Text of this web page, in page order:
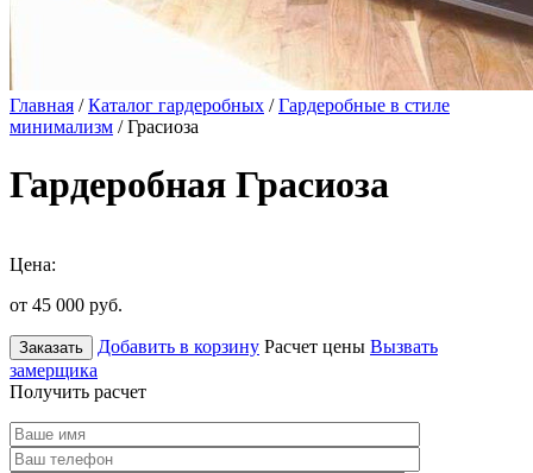
Главная /Каталог гардеробных /Гардеробные в стиле
минимализм / Грасиоза
Гардеробная Грасиоза
Цена:
от 45 000 руб.
Заказать Добавить в корзину Расчет цены Вызвать
замерщика
Получить расчет